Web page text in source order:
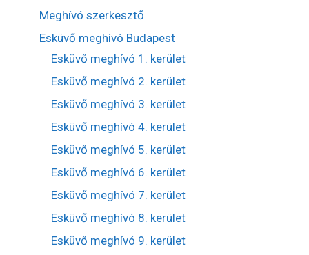
Meghívó szerkesztő
Esküvő meghívó Budapest
Esküvő meghívó 1. kerület
Esküvő meghívó 2. kerület
Esküvő meghívó 3. kerület
Esküvő meghívó 4. kerület
Esküvő meghívó 5. kerület
Esküvő meghívó 6. kerület
Esküvő meghívó 7. kerület
Esküvő meghívó 8. kerület
Esküvő meghívó 9. kerület